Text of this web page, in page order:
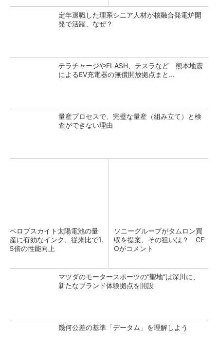
定年退職した理系シニア人材が核融合発電炉開
発で活躍、なぜ？
テラチャージやFLASH、テスラなど 熊本地震
によるEV充電器の無償開放拠点まと...
量産プロセスで、完璧な量産（組み立て）と検
査ができない理由
ペロブスカイト太陽電池の量
産に有効なインク、従来比で1.
5倍の性能向上
ソニーグループがタムロン買
収を提案、その狙いは？ CF
Oがコメント
マツダのモータースポーツの“聖地”は深川に、
新たなブランド体験拠点を開設
幾何公差の基準「データム」を理解しよう